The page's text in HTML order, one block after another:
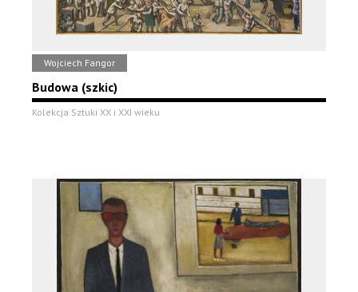
Wojciech Fangor
Budowa (szkic)
Kolekcja Sztuki XX i XXI wieku